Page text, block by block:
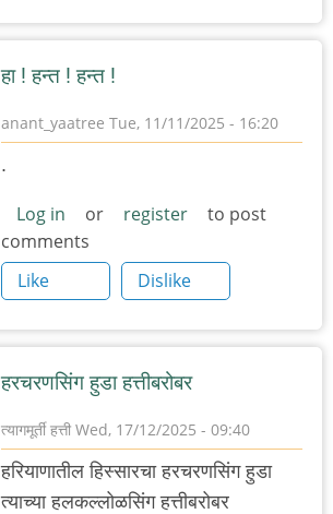
हा ! हन्त ! हन्त !
anant_yaatree Tue, 11/11/2025 - 16:20
In
हरचरणसिंग
हुडा
by
त्यागमूर्ती
.
Log in or register
to post
comments
Like
Dislike
हरचरणसिंग हुडा हत्तीबरोबर
त्यागमूर्ती हत्ती Wed, 17/12/2025 - 09:40
In
reply
हरियाणातील हिस्सारचा हरचरणसिंग हुडा
त्याच्या हलकल्लोळसिंग हत्तीबरोबर